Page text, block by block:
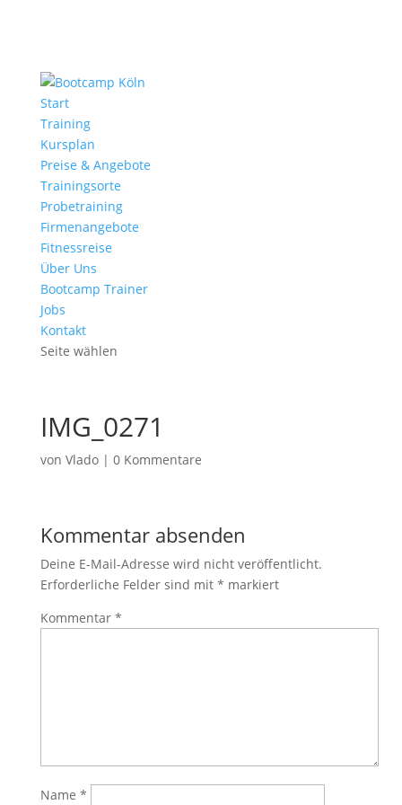
Start
Training
Kursplan
Preise & Angebote
Trainingsorte
Probetraining
Firmenangebote
Fitnessreise
Über Uns
Bootcamp Trainer
Jobs
Kontakt
Seite wählen
IMG_0271
von Vlado| 0 Kommentare
Kommentar absenden
Deine E-Mail-Adresse wird nicht veröffentlicht.
Erforderliche Felder sind mit * markiert
Kommentar *
Name *